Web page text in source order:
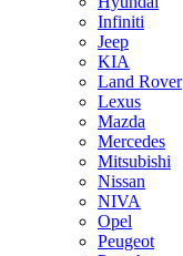
Infiniti
Jeep
KIA
Land Rover
Lexus
Mazda
Mercedes
Mitsubishi
Nissan
NIVA
Opel
Peugeot